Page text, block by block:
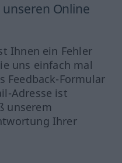
unseren Online
Ihnen ein Fehler
uns einfach mal
Feedback-Formular
Adresse ist
unserem
Ihrer